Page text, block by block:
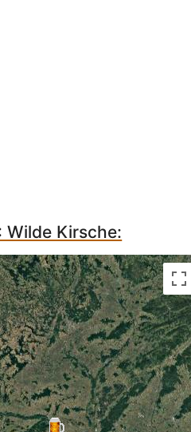
Wilde Kirsche: